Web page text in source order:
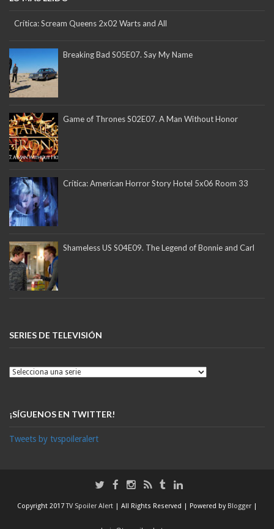
Crítica: Scream Queens 2x02 Warts and All
Breaking Bad S05E07. Say My Name
Game of Thrones S02E07. A Man Without Honor
Crítica: American Horror Story Hotel 5x06 Room 33
Shameless US S04E09. The Legend of Bonnie and Carl
SERIES DE TELEVISIÓN
¡SÍGUENOS EN TWITTER!
Tweets by tvspoileralert
Copyright 2017TV Spoiler Alert | All Rights Reserved | Powered by Blogger |